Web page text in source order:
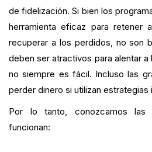
de fidelización. Si bien los
herramienta eficaz para retener
recuperar a los perdidos, no son
deben ser atractivos para alentar
no siempre es fácil. Incluso las
perder dinero si utilizan estrategias
Por lo tanto, conozcamos las
funcionan: